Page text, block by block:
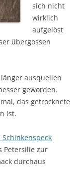
sich nicht
wirklich
aufgelöst
übergossen
ausquellen
geworden.
das getrocknete
ist.
Petersilie zur
durchaus